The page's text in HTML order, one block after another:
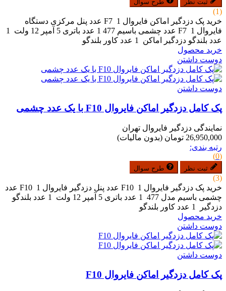
ثبت نظر طرح سوال
(1)
خرید پک دزدگیر اماکن فایروال F7 1 عدد پنل مرکزی دستگاه
فایروال F7 1 عدد چشمی باسیم 477 1 عدد باتری 5 آمپر 12 ولت 1
عدد بلندگو دزدگیر اماکن 1 عدد کاور بلندگو
خرید محصول
دوست داشتن
دوست داشتن
پک کامل دزدگیر اماکن فایروال F10 با یک عدد چشمی
نمایندگی دزدگیر فایروال تهران
26,950,000 تومان
(بدون مالیات)
رتبه بندی:
(0)
ثبت نظر طرح سوال
(3)
خرید پک دزدگیر فایروال F10 1 عدد پنل دزدگیر فایروال F10 1 عدد
چشمی باسیم مدل 477 1 عدد باتری 5 آمپر 12 ولت 1 عدد بلندگو
دزدگیر 1 عدد کاور بلندگو
خرید محصول
دوست داشتن
دوست داشتن
پک کامل دزدگیر اماکن فایروال F10